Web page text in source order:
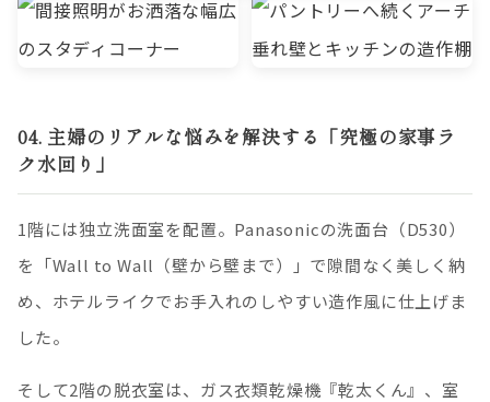
04. 主婦のリアルな悩みを解決する「究極の家事ラ
ク水回り」
1階には独立洗面室を配置。Panasonicの洗面台（D530）
を「Wall to Wall（壁から壁まで）」で隙間なく美しく納
め、ホテルライクでお手入れのしやすい造作風に仕上げま
した。
そして2階の脱衣室は、ガス衣類乾燥機『乾太くん』、室